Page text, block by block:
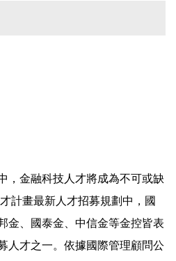
，金融科技人才將成為不可或缺
計畫最新人才招募規劃中，國
金、國泰金、中信金等金控皆表
人才之一。依據國際管理顧問公